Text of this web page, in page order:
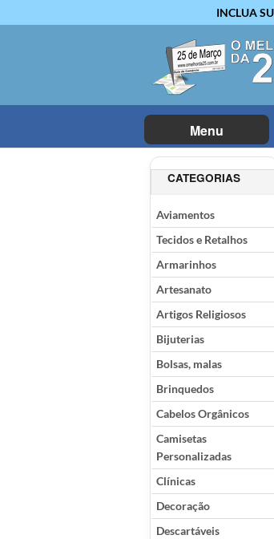
INCLUA
Menu
CATEGORIAS
Aviamentos
Tecidos e Retalhos
Armarinhos
Artesanato
Artigos Religiosos
Bijuterias
Bolsas, malas
Brinquedos
Cabelos Orgânicos
Camisetas
Personalizadas
Clínicas
Decoração
Descartáveis